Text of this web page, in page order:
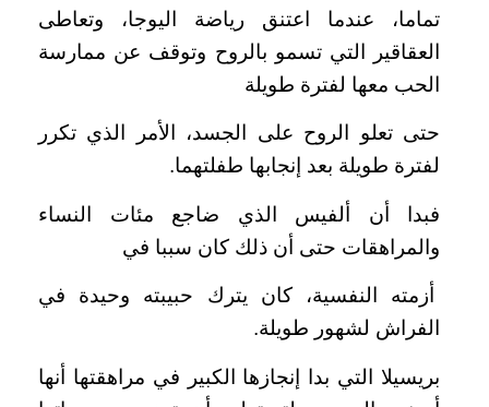
تماما، عندما اعتنق رياضة اليوجا، وتعاطى
العقاقير التي تسمو بالروح وتوقف عن ممارسة
الحب معها لفترة طويلة
حتى تعلو الروح على الجسد، الأمر الذي تكرر
لفترة طويلة بعد إنجابها طفلتهما.
فبدا أن ألفيس الذي ضاجع مئات النساء
والمراهقات حتى أن ذلك كان سببا في
أزمته النفسية، كان يترك حبيبته وحيدة في
الفراش لشهور طويلة.
بريسيلا التي بدا إنجازها الكبير في مراهقتها أنها